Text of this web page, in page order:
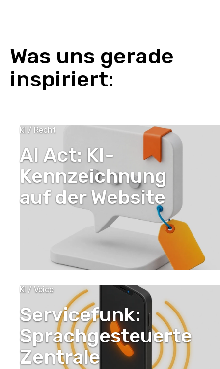
Was uns gerade
inspiriert:
KI / Recht
AI Act: KI-
Kennzeichnung
auf der Website
KI / Voice
Servicefunk:
Sprachgesteuerte
Zentrale